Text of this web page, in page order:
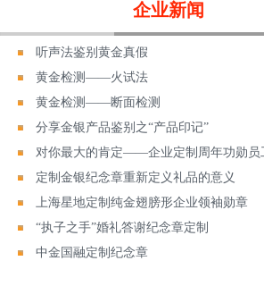
企业新闻
听声法鉴别黄金真假
黄金检测——火试法
黄金检测——断面检测
分享金银产品鉴别之“产品印记”
对你最大的肯定——企业定制周年功勋员
定制金银纪念章重新定义礼品的意义
上海星地定制纯金翅膀形企业领袖勋章
“执子之手”婚礼答谢纪念章定制
中金国融定制纪念章